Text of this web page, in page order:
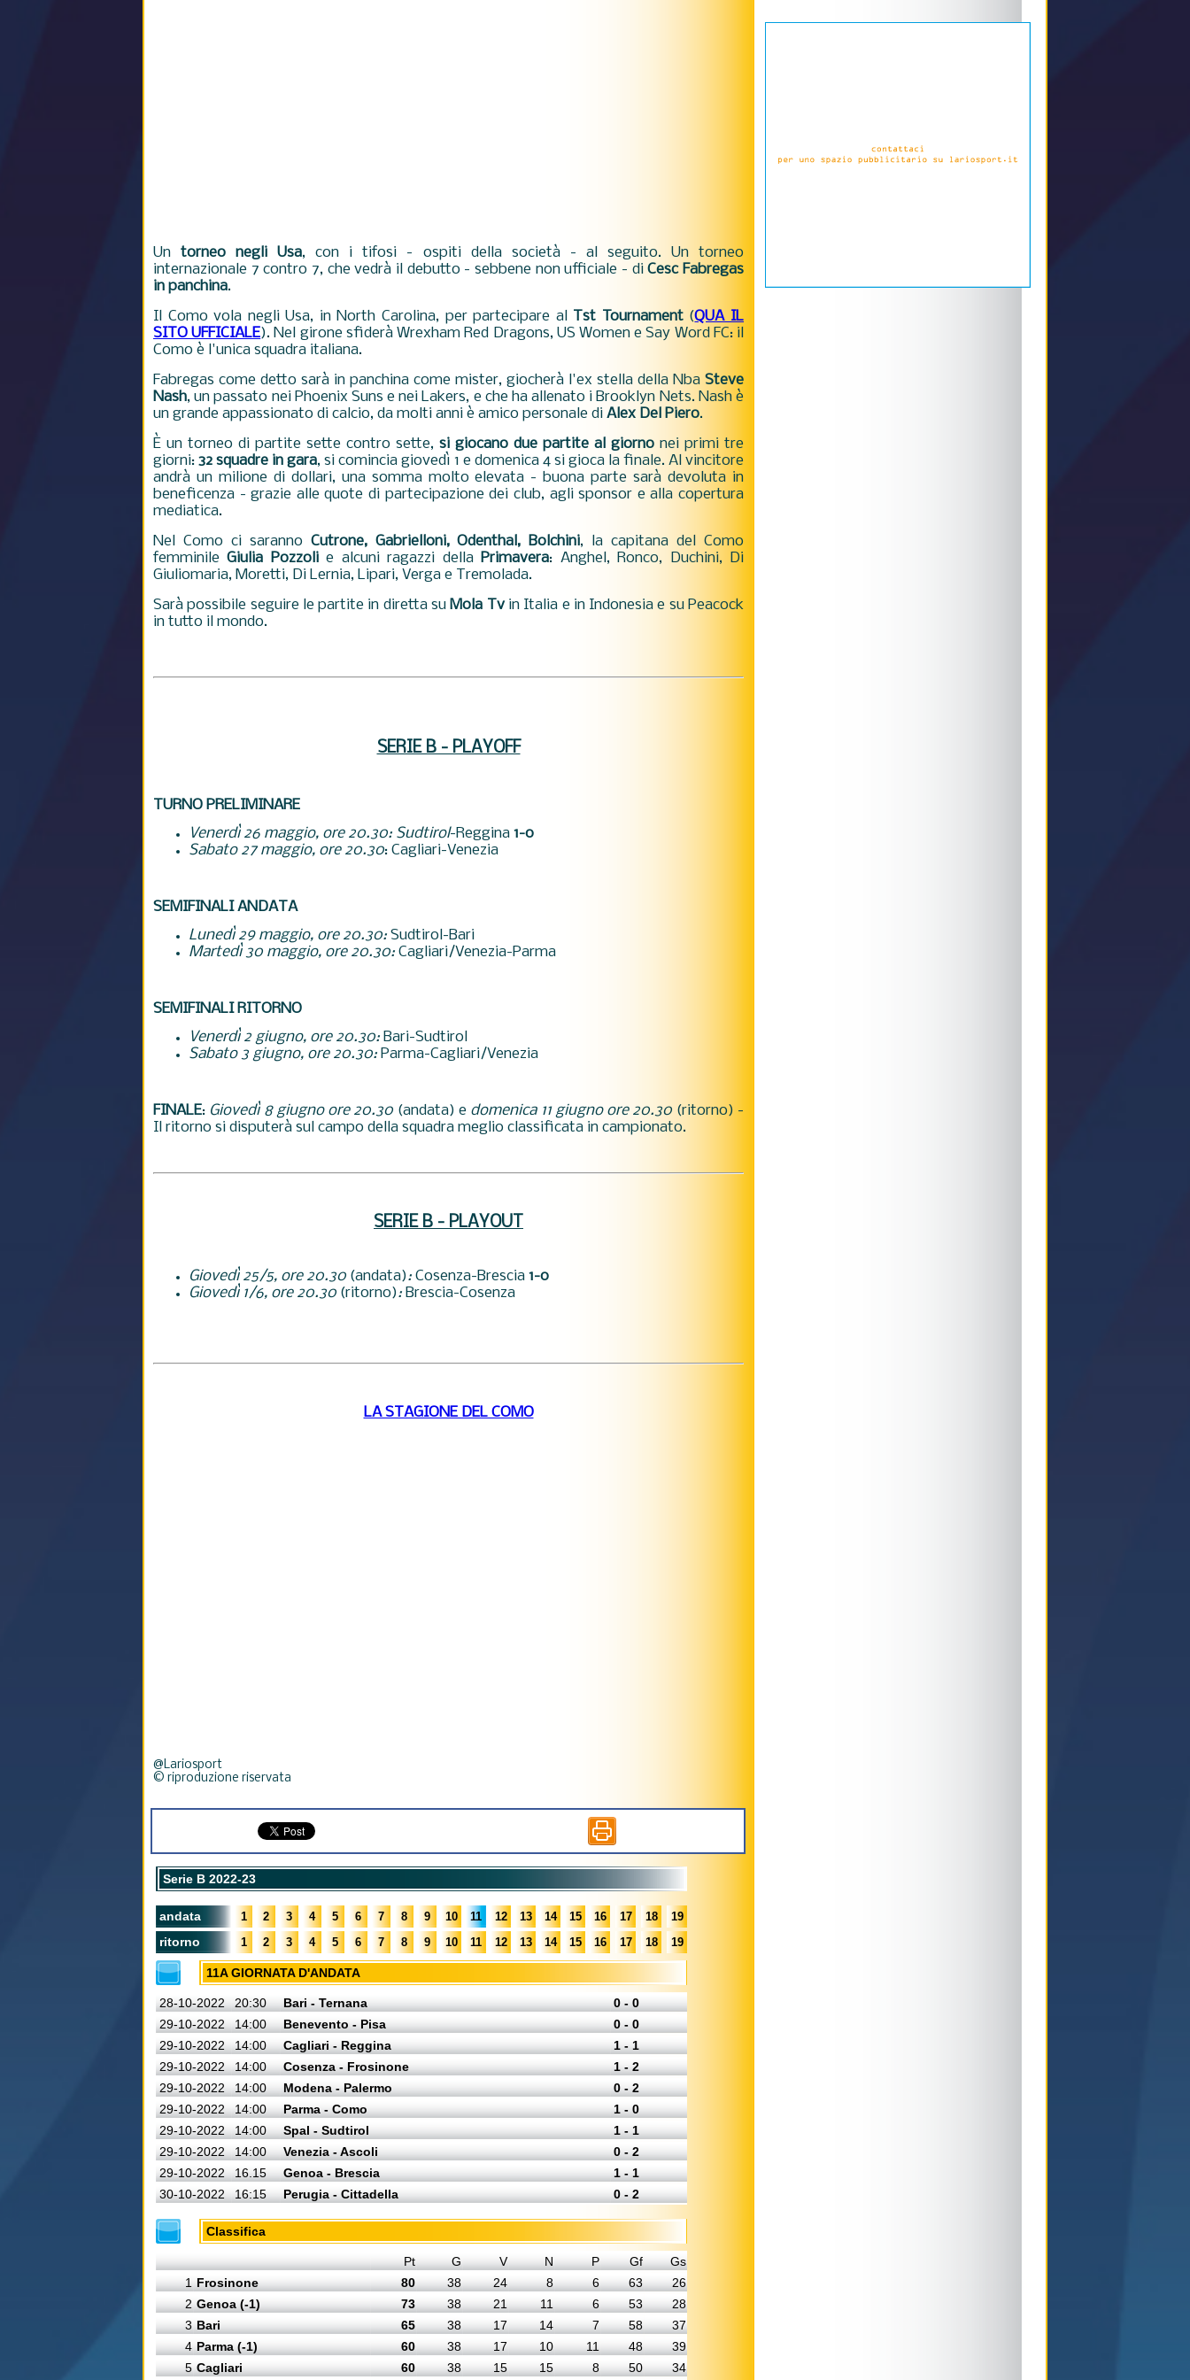
Untorneo negli Usa, con i tifosi - ospiti della società - al seguito. Un torneo
internazionale 7 contro 7, che vedrà il debutto - sebbene non ufficiale - diCesc Fabregas
in panchina.
Il Como vola negli Usa, in North Carolina, per partecipare al Tst Tournament(QUA IL
SITO UFFICIALE). Nel girone sfiderà Wrexham Red Dragons, US Women e Say Word FC: il
Como è l'unica squadra italiana.
Fabregas come detto sarà in panchina come mister, giocherà l'ex stella della Nba Steve
Nash, un passato nei Phoenix Suns e nei Lakers, e che ha allenato i Brooklyn Nets. Nash è
un grande appassionato di calcio, da molti anni è amico personale di Alex Del Piero.
È un torneo di partite sette contro sette, si giocano due partite al giorno nei primi tre
giorni: 32 squadre in gara, si comincia giovedì 1 e domenica 4 si gioca la finale. Al vincitore
andrà un milione di dollari, una somma molto elevata - buona parte sarà devoluta in
beneficenza - grazie alle quote di partecipazione dei club, agli sponsor e alla copertura
mediatica.
Nel Como ci saranno Cutrone, Gabrielloni, Odenthal, Bolchini, la capitana del Como
femminileGiulia Pozzolie alcuni ragazzi dellaPrimavera: Anghel, Ronco, Duchini, Di
Giuliomaria, Moretti, Di Lernia, Lipari, Verga e Tremolada.
Sarà possibile seguire le partite in diretta suMola Tvin Italia e in Indonesia e su Peacock
in tutto il mondo.
SERIE B - PLAYOFF
TURNO PRELIMINARE
Venerdì 26 maggio, ore 20.30: Sudtirol-Reggina 1-0
Sabato 27 maggio, ore 20.30: Cagliari-Venezia
SEMIFINALI ANDATA
Lunedì 29 maggio, ore 20.30: Sudtirol-Bari
Martedì 30 maggio, ore 20.30: Cagliari/Venezia-Parma
SEMIFINALI RITORNO
Venerdì 2 giugno, ore 20.30: Bari-Sudtirol
Sabato 3 giugno, ore 20.30: Parma-Cagliari/Venezia
FINALE: Giovedì 8 giugno ore 20.30 (andata) e domenica 11 giugno ore 20.30 (ritorno) -
Il ritorno si disputerà sul campo della squadra meglio classificata in campionato.
SERIE B - PLAYOUT
Giovedì 25/5, ore 20.30 (andata): Cosenza-Brescia 1-0
Giovedì 1/6, ore 20.30 (ritorno): Brescia-Cosenza
LA STAGIONE DEL COMO
@Lariosport
© riproduzione riservata
Serie B 2022-23
andata 1 2 3 4 5 6 7 8 9 10 11 12 13 14 15 16 17 18 19
ritorno 1 2 3 4 5 6 7 8 9 10 11 12 13 14 15 16 17 18 19
11A GIORNATA D'ANDATA
28-10-2022 20:30 Bari - Ternana
0 - 0
29-10-2022
14:00 Benevento - Pisa
0 - 0
29-10-2022
14:00 Cagliari - Reggina
1 - 1
29-10-2022
14:00 Cosenza - Frosinone
1 - 2
29-10-2022
14:00 Modena - Palermo
0 - 2
29-10-2022
14:00 Parma - Como
1 - 0
29-10-2022
14:00 Spal - Sudtirol
1 - 1
29-10-2022
14:00 Venezia - Ascoli
0 - 2
29-10-2022
16.15 Genoa - Brescia
1 - 1
30-10-2022
16:15 Perugia - Cittadella 0 - 2
Classifica
Pt G V N P Gf
Gs
1 Frosinone 80 38 24 8 6 63
26
2 Genoa (-1) 73 38 21 11 6 53
28
3 Bari 65 38 17 14 7 58
37
4 Parma (-1) 60 38 17 10 11 48
39
5 Cagliari 60 38 15 15 8 50 34